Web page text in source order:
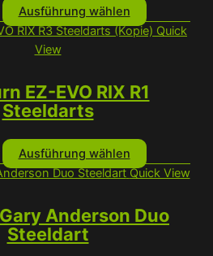
Ausführung wählen
Produkt
Varianten
auf.
Optionen
können
auf
Quick
View
EZ-EVO RIX R1
Steeldarts
Ausführung wählen
Produkt
mehrere
Varianten
Quick View
Anderson Duo
Steeldart